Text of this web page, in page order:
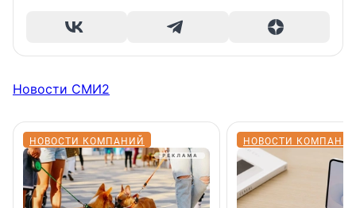
Новости СМИ2
НОВОСТИ КОМПАНИЙ НОВОСТИ